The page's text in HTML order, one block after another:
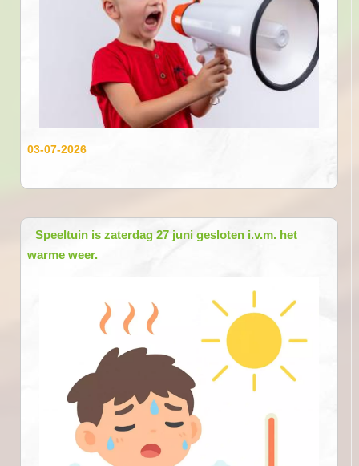
03-07-2026
Speeltuin is zaterdag 27 juni gesloten i.v.m. het
warme weer.